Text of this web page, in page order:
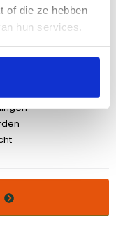
of die ze hebben
hun services.
4BBI barbecue.